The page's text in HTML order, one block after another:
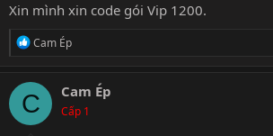
Xin mình xin code gói Vip 1200.
R
c
t
i
o
Cam Ép
C Cam Ép
Cấp 1